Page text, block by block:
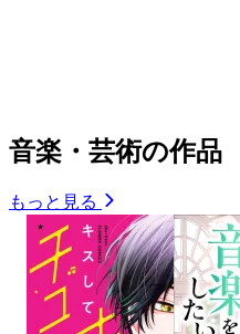
音楽・芸術の作品
もっと見る